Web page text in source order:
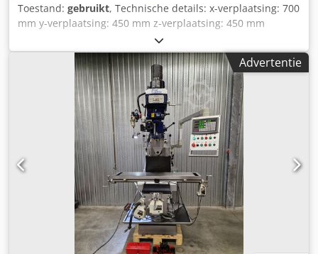
Toestand: gebruikt, Technische details: x-verplaatsing: 700
mm y-verplaatsing: 450 mm z-verplaatsing: 450 mm
Besturing: Heidenhain TNC 121 Spindelopname ISO: SK 40
Dodpozibabefx Ankskr Penetratie verticaal: 120 mm
Spilkop zwenkbaar links en rechts: elk 90° Toerentalbereik:
40 - 1.600 omw/min Uitlading freesspil: 200 mm
Tafelopspanvlak: 1.050 x 627 mm Tafel zwenkbaar ca.:
+45/-45 graden Tafel draaibaar: 360 graden
Tafelverplaatsing horizontaal: 200 mm Tafelvoeding X/Z: 5 -
5.000 mm/min Tafelvoeding Y: 2,5 - 250 mm/min Totaal
benodigd vermogen: 8 kW Gewicht ca.: 3,2 t Afmetingen
machine (LxBxH) ca.: 2,3 x 2,0 x 1,85 m De MAHO MH 800 is
een hoogwaardige, conventionele universele
gereedschapsfreesmachine die is ontwikkeld voor
nauwkeurige frees-, boor- en bewerkingsopdrachten in de
gereedschapsmakerij, machinebouw, apparatenbouw
evenals voor enkelstuks- en kleine serieproductie.
Advertentie